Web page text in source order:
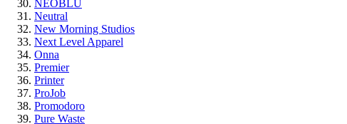
NEOBLU
Neutral
New Morning Studios
Next Level Apparel
Onna
Premier
Printer
ProJob
Promodoro
Pure Waste